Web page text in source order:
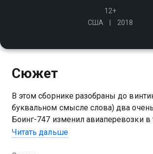
12+
США
2018
Сюжет
В этом сборнике разобраны до
буквальном смысле слова) два
Боинг-747 изменил авиаперевозки в
когда более 50 лет назад впервые
Читать дальше